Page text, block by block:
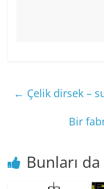
← Çelik dirsek –
Bir
Bunları